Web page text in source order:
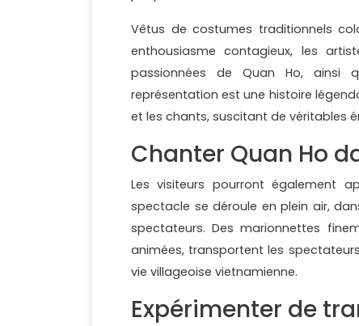
Vêtus de costumes traditionnels
enthousiasme contagieux, les
passionnées de Quan Ho, ainsi
représentation est une histoire
et les chants, suscitant de véritables
Chanter Quan Ho
Les visiteurs pourront également
spectacle se déroule en plein air,
spectateurs. Des marionnettes
animées, transportent les
vie villageoise vietnamienne.
Expérimenter de